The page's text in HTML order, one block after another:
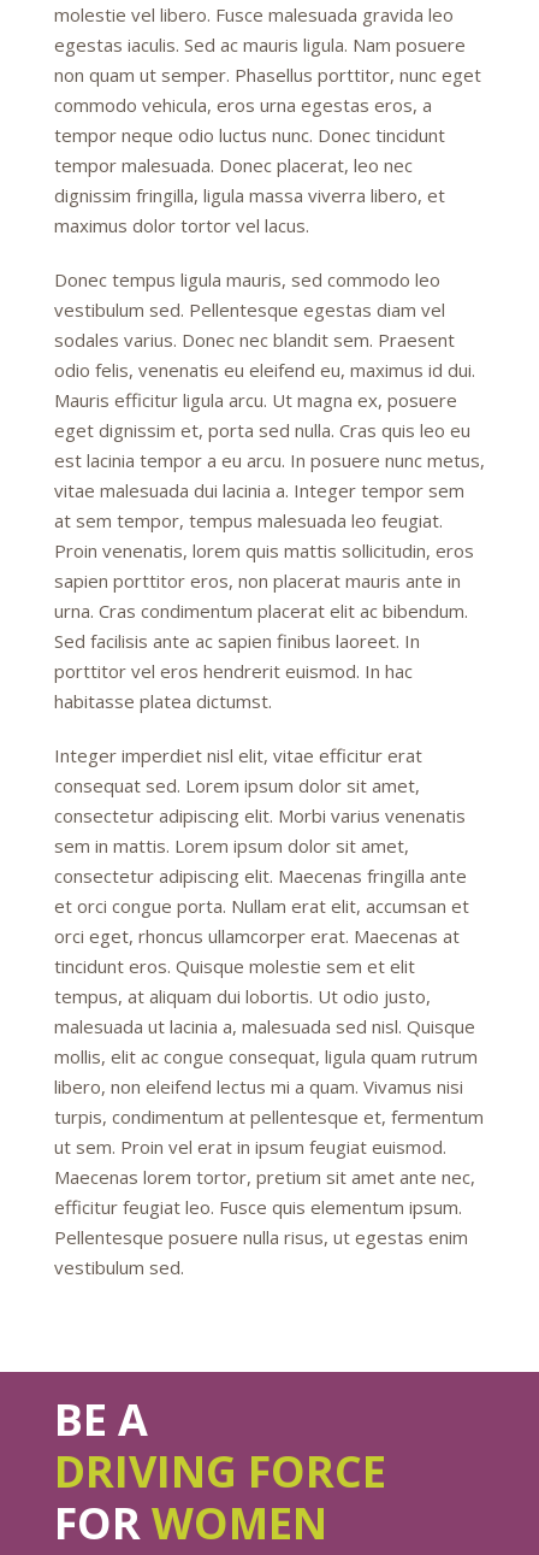
molestie vel libero. Fusce malesuada gravida leo
egestas iaculis. Sed ac mauris ligula. Nam posuere
non quam ut semper. Phasellus porttitor, nunc eget
commodo vehicula, eros urna egestas eros, a
tempor neque odio luctus nunc. Donec tincidunt
tempor malesuada. Donec placerat, leo nec
dignissim fringilla, ligula massa viverra libero, et
maximus dolor tortor vel lacus.
Donec tempus ligula mauris, sed commodo leo
vestibulum sed. Pellentesque egestas diam vel
sodales varius. Donec nec blandit sem. Praesent
odio felis, venenatis eu eleifend eu, maximus id dui.
Mauris efficitur ligula arcu. Ut magna ex, posuere
eget dignissim et, porta sed nulla. Cras quis leo eu
est lacinia tempor a eu arcu. In posuere nunc metus,
vitae malesuada dui lacinia a. Integer tempor sem
at sem tempor, tempus malesuada leo feugiat.
Proin venenatis, lorem quis mattis sollicitudin, eros
sapien porttitor eros, non placerat mauris ante in
urna. Cras condimentum placerat elit ac bibendum.
Sed facilisis ante ac sapien finibus laoreet. In
porttitor vel eros hendrerit euismod. In hac
habitasse platea dictumst.
Integer imperdiet nisl elit, vitae efficitur erat
consequat sed. Lorem ipsum dolor sit amet,
consectetur adipiscing elit. Morbi varius venenatis
sem in mattis. Lorem ipsum dolor sit amet,
consectetur adipiscing elit. Maecenas fringilla ante
et orci congue porta. Nullam erat elit, accumsan et
orci eget, rhoncus ullamcorper erat. Maecenas at
tincidunt eros. Quisque molestie sem et elit
tempus, at aliquam dui lobortis. Ut odio justo,
malesuada ut lacinia a, malesuada sed nisl. Quisque
mollis, elit ac congue consequat, ligula quam rutrum
libero, non eleifend lectus mi a quam. Vivamus nisi
turpis, condimentum at pellentesque et, fermentum
ut sem. Proin vel erat in ipsum feugiat euismod.
Maecenas lorem tortor, pretium sit amet ante nec,
efficitur feugiat leo. Fusce quis elementum ipsum.
Pellentesque posuere nulla risus, ut egestas enim
vestibulum sed.
BE A
DRIVING FORCE
FORWOMEN